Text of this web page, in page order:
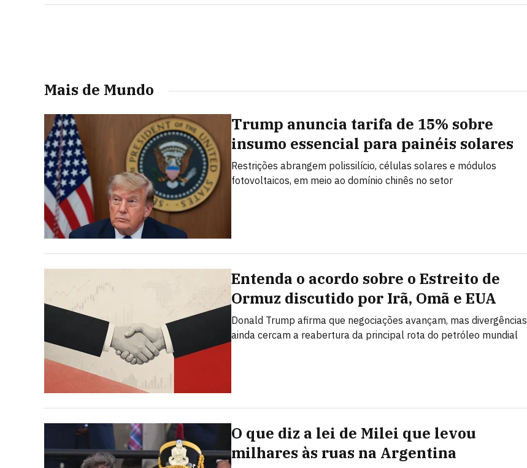
Mais de Mundo
Trump anuncia tarifa de 15% sobre
insumo essencial para painéis solares
Restrições abrangem polissilício, células solares e módulos
fotovoltaicos, em meio ao domínio chinês no setor
Entenda o acordo sobre o Estreito de
Ormuz discutido por Irã, Omã e EUA
Donald Trump afirma que negociações avançam, mas divergências
ainda cercam a reabertura da principal rota do petróleo mundial
O que diz a lei de Milei que levou
milhares às ruas na Argentina